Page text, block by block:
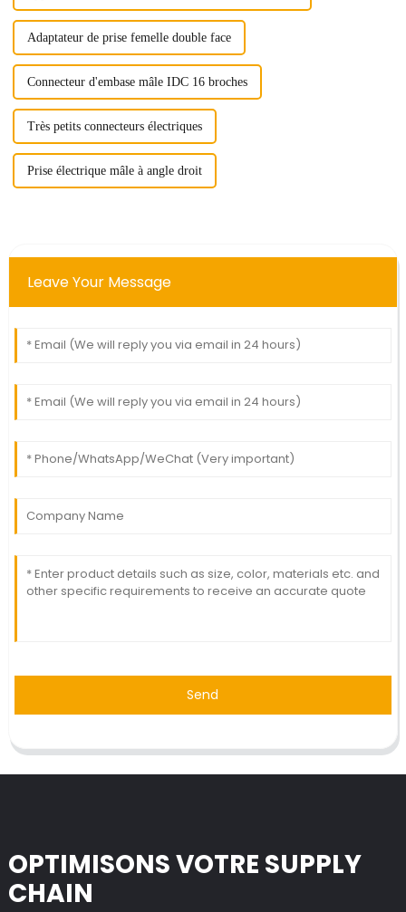
Adaptateur de prise femelle double face
Connecteur d'embase mâle IDC 16 broches
Très petits connecteurs électriques
Prise électrique mâle à angle droit
Leave Your Message
Send
OPTIMISONS VOTRE SUPPLY
CHAIN